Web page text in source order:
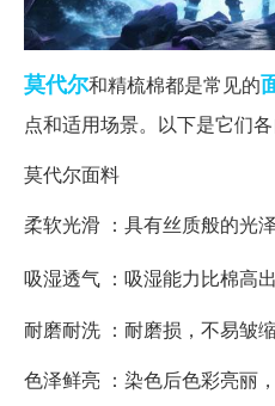
莫代尔和精梳棉都是常见的
点和适用场景。以下是它们各
莫代尔面料
柔软光滑 ：具有丝质般的光
吸湿透气 ：吸湿能力比棉高
耐磨耐洗 ：耐磨损，不易皱
色泽鲜亮 ：染色后色彩亮丽，